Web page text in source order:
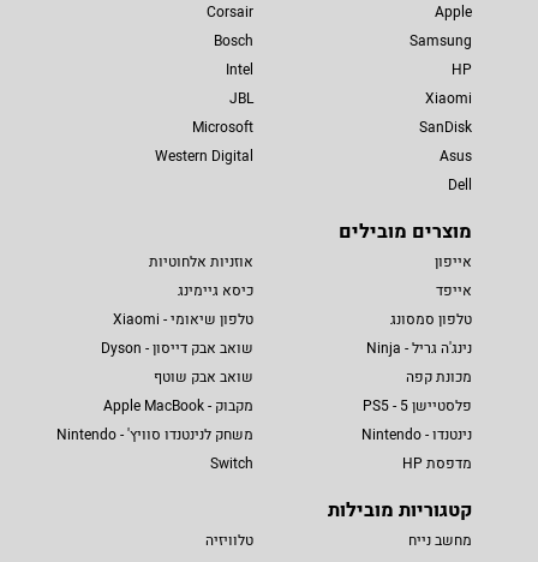
Apple
Samsung
HP
Xiaomi
SanDisk
Asus
Dell
Corsair
Bosch
Intel
JBL
Microsoft
Western Digital
מוצרים מובילים
אייפון
אייפד
טלפון סמסונג
נינג'ה גריל - Ninja
מכונת קפה
פלסטיישן 5 - PS5
נינטנדו - Nintendo
מדפסת HP
אוזניות אלחוטיות
כיסא גיימינג
טלפון שיאומי - Xiaomi
שואב אבק דייסון - Dyson
שואב אבק שוטף
מקבוק - Apple MacBook
משחק לנינטנדו סוויץ' - Nintendo
Switch
קטגוריות מובילות
מחשב נייח
טלוויזיה